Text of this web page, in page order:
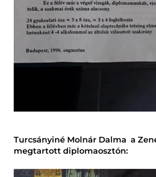
Turcsányiné Molnár Dalma a
megtartott diplomaosztón: